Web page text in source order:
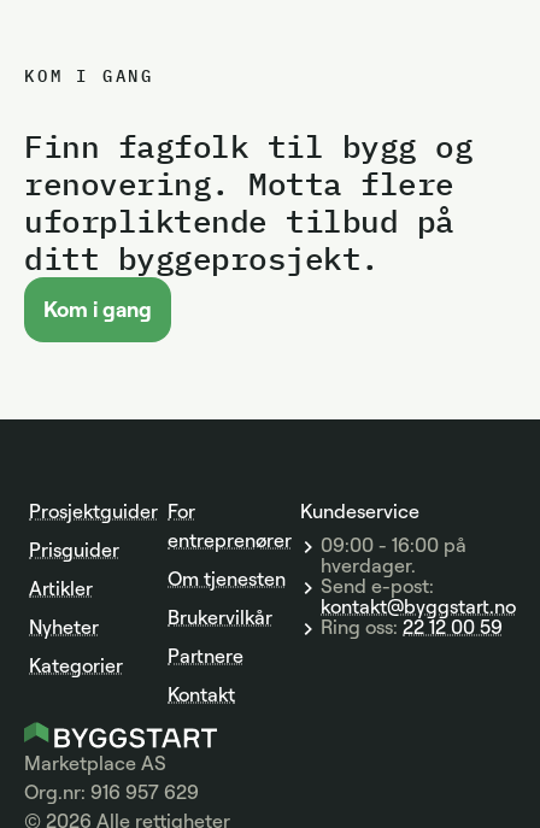
KOM I GANG
Finn fagfolk til bygg og
renovering. Motta flere
uforpliktende tilbud på
ditt byggeprosjekt.
Kom i gang
Marketplace AS
Org.nr: 916 957 629
© 2026 Alle rettigheter
Prosjektguider
Prisguider
Artikler
Nyheter
Kategorier
For
entreprenører
Om tjenesten
Brukervilkår
Partnere
Kontakt
Kundeservice
09:00 - 16:00 på
hverdager.
Send e-post:
kontakt@byggstart.no
Ring oss: 22 12 00 59